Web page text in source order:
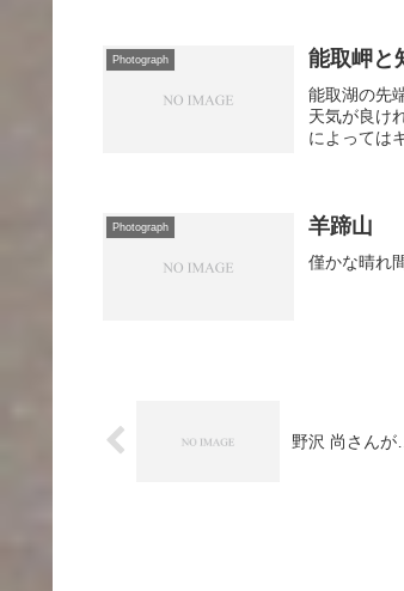
Photograph 能取岬と
能取湖の先
天気が良け
によっては
Photograph 羊蹄山
僅かな晴れ
野沢 尚さんが…